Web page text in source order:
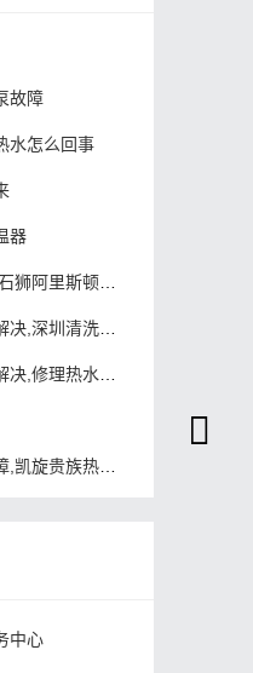
故障
水怎么回事
器
里斯顿热水器
洗热水器的维护
大概需要多少费用
贵族热水器故障
中心